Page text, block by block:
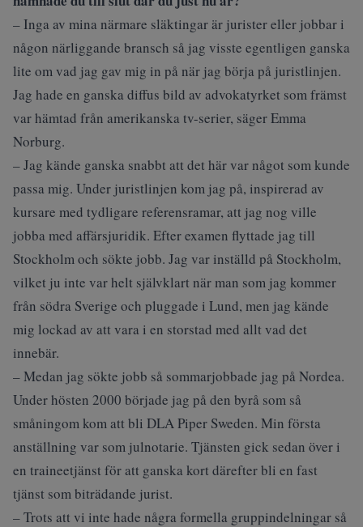
– Inga av mina närmare släktingar är jurister eller jobbar i
någon närliggande bransch så jag visste egentligen ganska
lite om vad jag gav mig in på när jag börja på juristlinjen.
Jag hade en ganska diffus bild av advokatyrket som främst
var hämtad från amerikanska tv-serier, säger Emma
Norburg.
– Jag kände ganska snabbt att det här var något som kunde
passa mig. Under juristlinjen kom jag på, inspirerad av
kursare med tydligare referensramar, att jag nog ville
jobba med affärsjuridik. Efter examen flyttade jag till
Stockholm och sökte jobb. Jag var inställd på Stockholm,
vilket ju inte var helt självklart när man som jag kommer
från södra Sverige och pluggade i Lund, men jag kände
mig lockad av att vara i en storstad med allt vad det
innebär.
– Medan jag sökte jobb så sommarjobbade jag på Nordea.
Under hösten 2000 började jag på den byrå som så
småningom kom att bli DLA Piper Sweden. Min första
anställning var som julnotarie. Tjänsten gick sedan över i
en traineetjänst för att ganska kort därefter bli en fast
tjänst som biträdande jurist.
– Trots att vi inte hade några formella gruppindelningar så